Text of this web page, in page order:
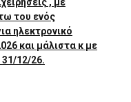
του ενός
ηλεκτρονικό
και μάλιστα κ με
12/26.